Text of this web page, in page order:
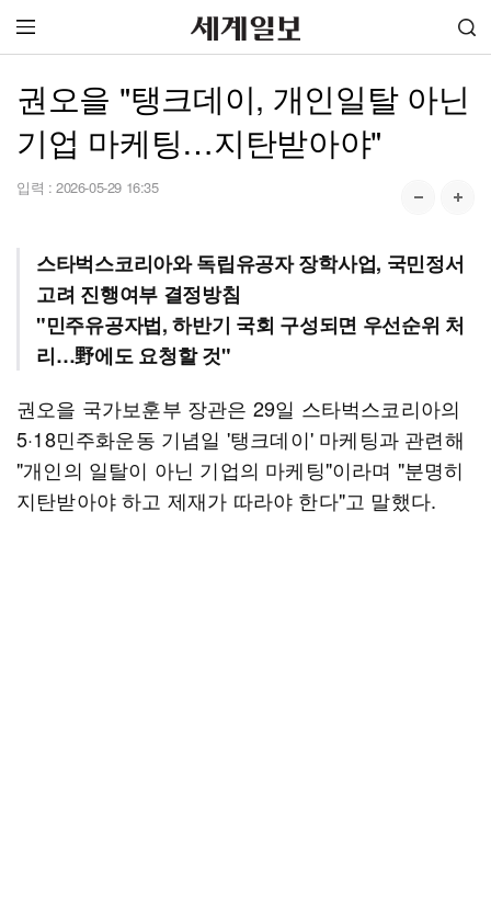
권오을 "탱크데이, 개인일탈 아닌
기업 마케팅…지탄받아야"
입력 : 2026-05-29 16:35
스타벅스코리아와 독립유공자 장학사업, 국민정서
고려 진행여부 결정방침
"민주유공자법, 하반기 국회 구성되면 우선순위 처
리…野에도 요청할 것"
권오을 국가보훈부 장관은 29일 스타벅스코리아의
5·18민주화운동 기념일 '탱크데이' 마케팅과 관련해
"개인의 일탈이 아닌 기업의 마케팅"이라며 "분명히
지탄받아야 하고 제재가 따라야 한다"고 말했다.